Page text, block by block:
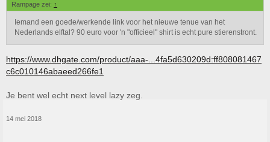
Rampage zei: ↑
Iemand een goede/werkende link voor het nieuwe tenue van het
Nederlands elftal? 90 euro voor 'n "officieel" shirt is echt pure stierenstront.
https://www.dhgate.com/product/aaa-...4fa5d630209d:ff808081467
c6c010146abaeed266fe1
Je bent wel echt next level lazy zeg.
14 mei 2018